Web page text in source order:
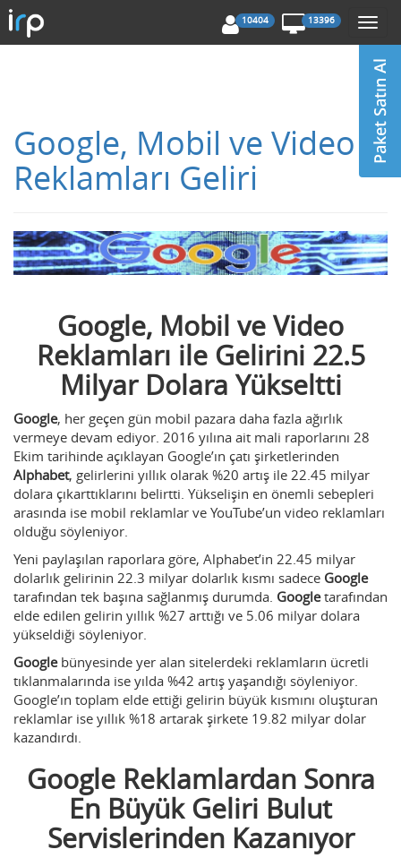
10404 13396
Google, Mobil ve Video
Reklamları Geliri
Google, Mobil ve Video
Reklamları ile Gelirini 22.5
Milyar Dolara Yükseltti
Google, her geçen gün mobil pazara daha fazla ağırlık
vermeye devam ediyor. 2016 yılına ait mali raporlarını 28
Ekim tarihinde açıklayan Google’ın çatı şirketlerinden
Alphabet, gelirlerini yıllık olarak %20 artış ile 22.45 milyar
dolara çıkarttıklarını belirtti. Yükselişin en önemli sebepleri
arasında ise mobil reklamlar ve YouTube’un video reklamları
olduğu söyleniyor.
Yeni paylaşılan raporlara göre, Alphabet’in 22.45 milyar
dolarlık gelirinin 22.3 milyar dolarlık kısmı sadece Google
tarafından tek başına sağlanmış durumda. Googletarafından
elde edilen gelirin yıllık %27 arttığı ve 5.06 milyar dolara
yükseldiği söyleniyor.
Google bünyesinde yer alan sitelerdeki reklamların ücretli
tıklanmalarında ise yılda %42 artış yaşandığı söyleniyor.
Google’ın toplam elde ettiği gelirin büyük kısmını oluşturan
reklamlar ise yıllık %18 artarak şirkete 19.82 milyar dolar
kazandırdı.
Google Reklamlardan Sonra
En Büyük Geliri Bulut
Servislerinden Kazanıyor